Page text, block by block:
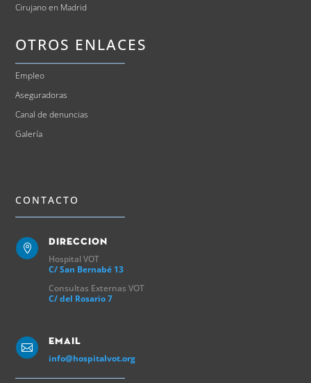
Cirujano en Madrid
OTROS ENLACES
Empleo
Aseguradoras
Canal de denuncias
Galería
CONTACTO

Direccion
Hospital VOT
C/ San Bernabé 13
Consultas Externas VOT
C/ del Rosario 7

Email
info@hospitalvot.org